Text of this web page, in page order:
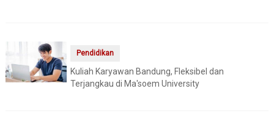
Pendidikan
Kuliah Karyawan Bandung, Fleksibel dan
Terjangkau di Ma'soem University